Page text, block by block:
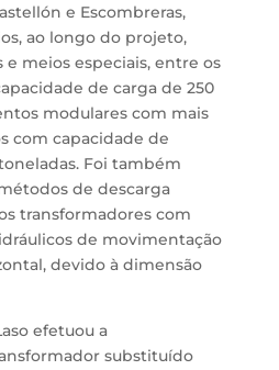
e Escombreras,
ao longo do projeto,
meios especiais, entre os
de carga de 250
modulares com mais
com capacidade de
Foi também
de descarga
transformadores com
de movimentação
devido à dimensão
efetuou a
substituído